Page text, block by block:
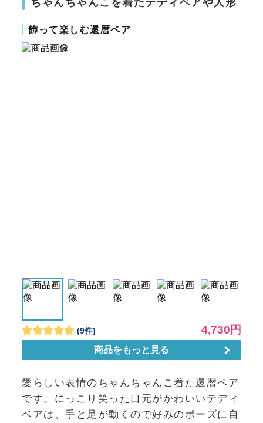
飾って楽しむ還暦ベア
愛らしい表情のちゃんちゃんこ着た還暦ベア
です。にっこり笑った口元がかわいいテディ
ベアは、手と足が動くので好みのポーズに自